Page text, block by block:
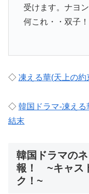
受けます。ナヨ
何これ・・双子
◇ 凍える華(天上の
◇ 韓国ドラマ-凍え
結末
韓国ドラマの
報！ ~キャス
ク！~